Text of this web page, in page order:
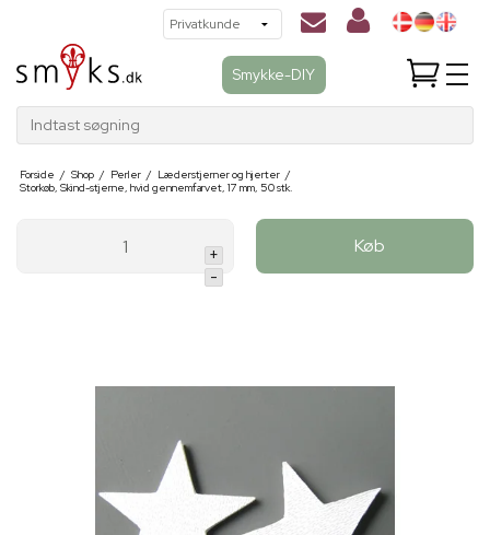
Smykke-DIY
Indtast søgning
Forside / Shop / Perler / Læderstjerner og hjerter /
Storkøb, Skind-stjerne, hvid gennemfarvet, 17 mm, 50 stk.
+
-
Køb